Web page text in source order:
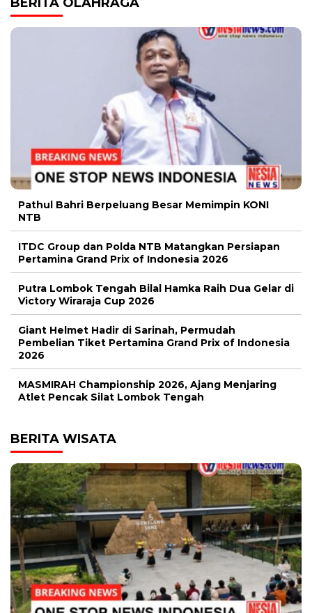
Pathul Bahri Berpeluang Besar Memimpin KONI
NTB
ITDC Group dan Polda NTB Matangkan Persiapan
Pertamina Grand Prix of Indonesia 2026
Putra Lombok Tengah Bilal Hamka Raih Dua Gelar di
Victory Wiraraja Cup 2026
Giant Helmet Hadir di Sarinah, Permudah
Pembelian Tiket Pertamina Grand Prix of Indonesia
2026
MASMIRAH Championship 2026, Ajang Menjaring
Atlet Pencak Silat Lombok Tengah
BERITA WISATA